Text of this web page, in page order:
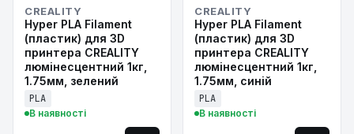
CREALITY
Hyper PLA Filament
(пластик) для 3D
принтера CREALITY
люмінесцентний 1кг,
1.75мм, зелений
PLA
В наявності
CREALITY
Hyper PLA Filament
(пластик) для 3D
принтера CREALITY
люмінесцентний 1кг,
1.75мм, синій
PLA
В наявності